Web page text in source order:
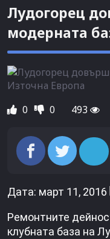
Лудогорец
модерната
0 0 493
Дата: март 11, 2016
Ремонтните
клубната база на